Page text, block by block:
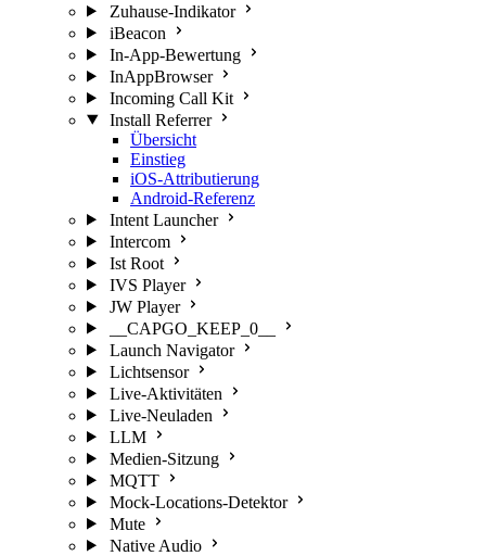
Zuhause-Indikator
iBeacon
In-App-Bewertung
InAppBrowser
Incoming Call Kit
Install Referrer
Übersicht
Einstieg
iOS-Attributierung
Android-Referenz
Intent Launcher
Intercom
Ist Root
IVS Player
JW Player
__CAPGO_KEEP_0__
Launch Navigator
Lichtsensor
Live-Aktivitäten
Live-Neuladen
LLM
Medien-Sitzung
MQTT
Mock-Locations-Detektor
Mute
Native Audio